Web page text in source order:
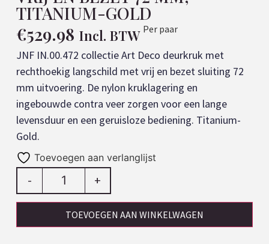
TITANIUM-GOLD
€529.98 Incl. BTW Per paar
JNF IN.00.472 collectie Art Deco deurkruk met
rechthoekig langschild met vrij en bezet sluiting 72
mm uitvoering. De nylon kruklagering en
ingebouwde contra veer zorgen voor een lange
levensduur en een geruisloze bediening. Titanium-
Gold.
Toevoegen aan verlanglijst
- +
TOEVOEGEN AAN WINKELWAGEN